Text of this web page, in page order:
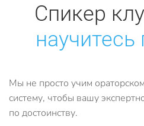
Спикер
научитесь
Мы не просто учим
систему, чтобы вашу
по достоинству.